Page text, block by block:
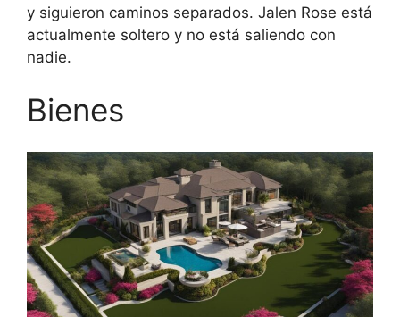
y siguieron caminos separados. Jalen Rose está
actualmente soltero y no está saliendo con
nadie.
Bienes